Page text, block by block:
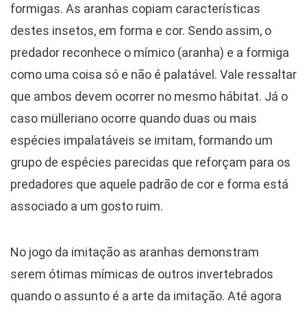
formigas. As aranhas copiam características
destes insetos, em forma e cor. Sendo assim, o
predador reconhece o mímico (aranha) e a formiga
como uma coisa só e não é palatável. Vale ressaltar
que ambos devem ocorrer no mesmo hábitat. Já o
caso mülleriano ocorre quando duas ou mais
espécies impalatáveis se imitam, formando um
grupo de espécies parecidas que reforçam para os
predadores que aquele padrão de cor e forma está
associado a um gosto ruim.
No jogo da imitação as aranhas demonstram
serem ótimas mímicas de outros invertebrados
quando o assunto é a arte da imitação. Até agora